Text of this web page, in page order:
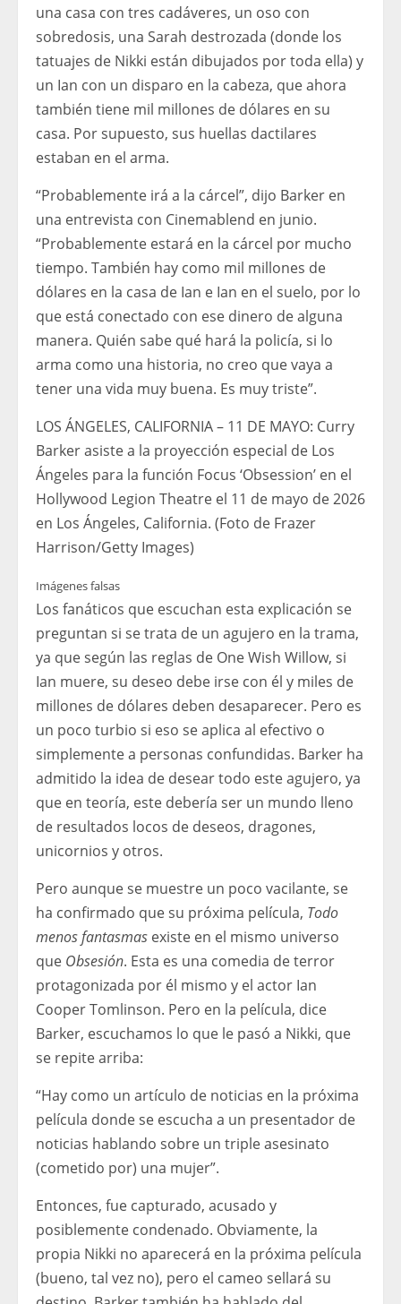
una casa con tres cadáveres, un oso con
sobredosis, una Sarah destrozada (donde los
tatuajes de Nikki están dibujados por toda ella) y
un Ian con un disparo en la cabeza, que ahora
también tiene mil millones de dólares en su
casa. Por supuesto, sus huellas dactilares
estaban en el arma.
“Probablemente irá a la cárcel”, dijo Barker en
una entrevista con Cinemablend en junio.
“Probablemente estará en la cárcel por mucho
tiempo. También hay como mil millones de
dólares en la casa de Ian e Ian en el suelo, por lo
que está conectado con ese dinero de alguna
manera. Quién sabe qué hará la policía, si lo
arma como una historia, no creo que vaya a
tener una vida muy buena. Es muy triste”.
LOS ÁNGELES, CALIFORNIA – 11 DE MAYO: Curry
Barker asiste a la proyección especial de Los
Ángeles para la función Focus ‘Obsession’ en el
Hollywood Legion Theatre el 11 de mayo de 2026
en Los Ángeles, California. (Foto de Frazer
Harrison/Getty Images)
Imágenes falsas
Los fanáticos que escuchan esta explicación se
preguntan si se trata de un agujero en la trama,
ya que según las reglas de One Wish Willow, si
Ian muere, su deseo debe irse con él y miles de
millones de dólares deben desaparecer. Pero es
un poco turbio si eso se aplica al efectivo o
simplemente a personas confundidas. Barker ha
admitido la idea de desear todo este agujero, ya
que en teoría, este debería ser un mundo lleno
de resultados locos de deseos, dragones,
unicornios y otros.
Pero aunque se muestre un poco vacilante, se
ha confirmado que su próxima película, Todo
menos fantasmas existe en el mismo universo
que Obsesión. Esta es una comedia de terror
protagonizada por él mismo y el actor Ian
Cooper Tomlinson. Pero en la película, dice
Barker, escuchamos lo que le pasó a Nikki, que
se repite arriba:
“Hay como un artículo de noticias en la próxima
película donde se escucha a un presentador de
noticias hablando sobre un triple asesinato
(cometido por) una mujer”.
Entonces, fue capturado, acusado y
posiblemente condenado. Obviamente, la
propia Nikki no aparecerá en la próxima película
(bueno, tal vez no), pero el cameo sellará su